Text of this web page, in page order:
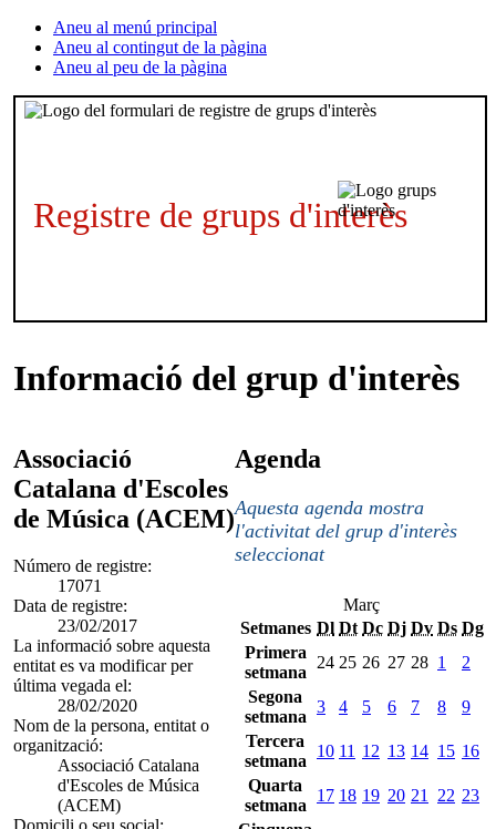
Aneu al menú principal
Aneu al contingut de la pàgina
Aneu al peu de la pàgina
Registre de grups d'interès
Informació del grup d'interès
Associació
Catalana d'Escoles
de Música (ACEM)
Número de registre:
17071
Data de registre:
23/02/2017
La informació sobre aquesta
entitat es va modificar per
última vegada el:
28/02/2020
Nom de la persona, entitat o
organització:
Associació Catalana
d'Escoles de Música
(ACEM)
Domicili o seu social:
Agenda
Aquesta agenda mostra
l'activitat del grup d'interès
seleccionat
Març
Setmanes Dl Dt Dc Dj Dv Ds Dg
Primera
setmana
24 25 26 27 28 1
2
Segona
setmana
3 4 5 6 7 8
9
Tercera
setmana
10 11 12 13 14 15 16
Quarta
setmana
17 18 19 20 21 22 23